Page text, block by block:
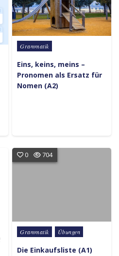
Posted in
Grammatik
Eins, keins, meins –
Pronomen als Ersatz für
Nomen (A2)
0 704
Posted in
Grammatik Übungen
Die Einkaufsliste (A1)